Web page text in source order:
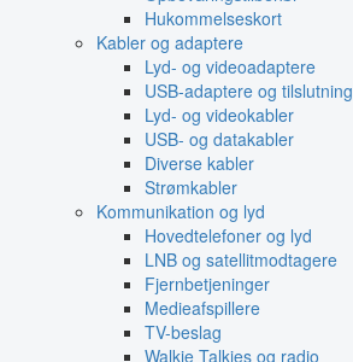
Hukommelseskort
Kabler og adaptere
Lyd- og videoadaptere
USB-adaptere og tilslutning
Lyd- og videokabler
USB- og datakabler
Diverse kabler
Strømkabler
Kommunikation og lyd
Hovedtelefoner og lyd
LNB og satellitmodtagere
Fjernbetjeninger
Medieafspillere
TV-beslag
Walkie Talkies og radio